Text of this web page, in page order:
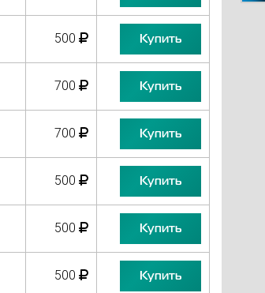
500 Купить
700 Купить
700 Купить
500 Купить
500 Купить
500 Купить